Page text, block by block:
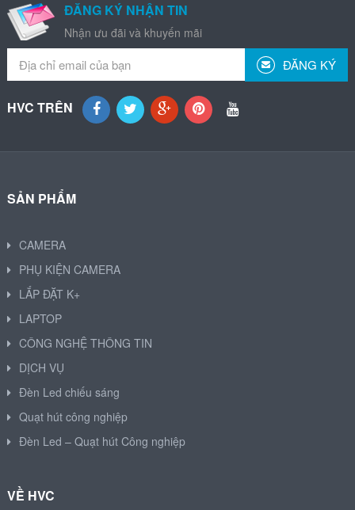
ĐĂNG KÝ NHẬN TIN
Nhận ưu đãi và khuyến mãi
ĐĂNG KÝ
HVC TRÊN
SẢN PHẨM
CAMERA
PHỤ KIỆN CAMERA
LẮP ĐẶT K+
LAPTOP
CÔNG NGHỆ THÔNG TIN
DỊCH VỤ
Đèn Led chiếu sáng
Quạt hút công nghiệp
Đèn Led – Quạt hút Công nghiệp
VỀ HVC